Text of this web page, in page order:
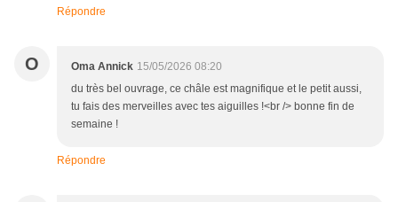
Répondre
O Oma Annick 15/05/2026 08:20
du très bel ouvrage, ce châle est magnifique et le petit aussi,
tu fais des merveilles avec tes aiguilles !<br /> bonne fin de
semaine !
Répondre